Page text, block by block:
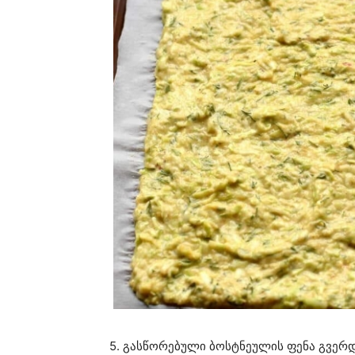
5. გასწორებული ბოსტნეულის ფენა